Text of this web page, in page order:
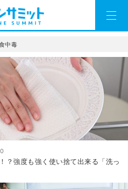
中毒
？強度も強く使い捨て出来る「洗っ